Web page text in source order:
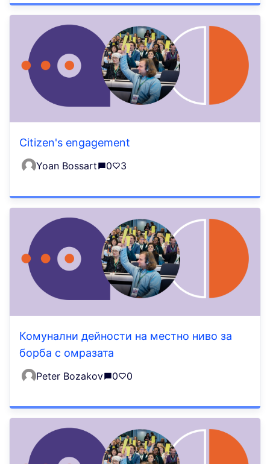
Citizen's engagement
Yoan Bossart 0 3
Комунални дейности на местно ниво за
борба с омразата
Peter Bozakov 0 0